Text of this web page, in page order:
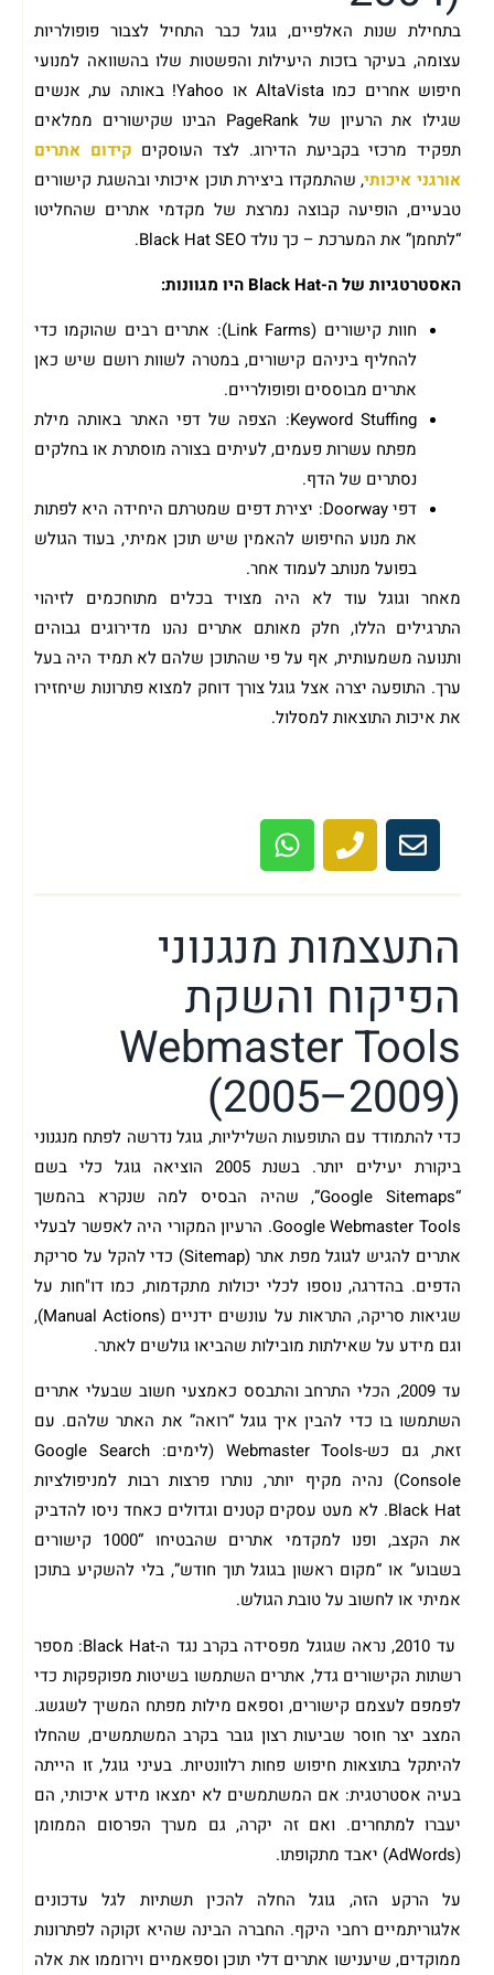
בתחילת שנות האלפיים, גוגל כבר התחיל לצבור פופולריות
עצומה, בעיקר בזכות היעילות והפשטות שלו בהשוואה למנועי
חיפוש אחרים כמו AltaVista או Yahoo! באותה עת, אנשים
שגילו את הרעיון של PageRank הבינו שקישורים ממלאים
תפקיד מרכזי בקביעת הדירוג. לצד העוסקים קידום אתרים
אורגני איכותי, שהתמקדו ביצירת תוכן איכותי ובהשגת קישורים
טבעיים, הופיעה קבוצה נמרצת של מקדמי אתרים שהחליטו
“לתחמן” את המערכת – כך נולד Black Hat SEO.
האסטרטגיות של ה-Black Hat היו מגוונות:
חוות קישורים (Link Farms): אתרים רבים שהוקמו כדי
להחליף ביניהם קישורים, במטרה לשוות רושם שיש כאן
אתרים מבוססים ופופולריים.
Keyword Stuffing: הצפה של דפי האתר באותה מילת
מפתח עשרות פעמים, לעיתים בצורה מוסתרת או בחלקים
נסתרים של הדף.
דפי Doorway: יצירת דפים שמטרתם היחידה היא לפתות
את מנוע החיפוש להאמין שיש תוכן אמיתי, בעוד הגולש
בפועל מנותב לעמוד אחר.
מאחר וגוגל עוד לא היה מצויד בכלים מתוחכמים לזיהוי
התרגילים הללו, חלק מאותם אתרים נהנו מדירוגים גבוהים
ותנועה משמעותית, אף על פי שהתוכן שלהם לא תמיד היה בעל
ערך. התופעה יצרה אצל גוגל צורך דוחק למצוא פתרונות שיחזירו
את איכות התוצאות למסלול.
התעצמות מנגנוני
הפיקוח והשקת
Webmaster Tools
(2005–2009)
כדי להתמודד עם התופעות השליליות, גוגל נדרשה לפתח מנגנוני
ביקורת יעילים יותר. בשנת 2005 הוציאה גוגל כלי בשם
“Google Sitemaps”, שהיה הבסיס למה שנקרא בהמשך
Google Webmaster Tools. הרעיון המקורי היה לאפשר לבעלי
אתרים להגיש לגוגל מפת אתר (Sitemap) כדי להקל על סריקת
הדפים. בהדרגה, נוספו לכלי יכולות מתקדמות, כמו דו"חות על
שגיאות סריקה, התראות על עונשים ידניים (Manual Actions),
וגם מידע על שאילתות מובילות שהביאו גולשים לאתר.
עד 2009, הכלי התרחב והתבסס כאמצעי חשוב שבעלי אתרים
השתמשו בו כדי להבין איך גוגל “רואה” את האתר שלהם. עם
זאת, גם כש-Webmaster Tools (לימים: Google Search
Console) נהיה מקיף יותר, נותרו פרצות רבות למניפולציות
Black Hat. לא מעט עסקים קטנים וגדולים כאחד ניסו להדביק
את הקצב, ופנו למקדמי אתרים שהבטיחו “1000 קישורים
בשבוע” או “מקום ראשון בגוגל תוך חודש”, בלי להשקיע בתוכן
אמיתי או לחשוב על טובת הגולש.
עד 2010, נראה שגוגל מפסידה בקרב נגד ה-Black Hat: מספר
רשתות הקישורים גדל, אתרים השתמשו בשיטות מפוקפקות כדי
לפמפם לעצמם קישורים, וספאם מילות מפתח המשיך לשגשג.
המצב יצר חוסר שביעות רצון גובר בקרב המשתמשים, שהחלו
להיתקל בתוצאות חיפוש פחות רלוונטיות. בעיני גוגל, זו הייתה
בעיה אסטרטגית: אם המשתמשים לא ימצאו מידע איכותי, הם
יעברו למתחרים. ואם זה יקרה, גם מערך הפרסום הממומן
(AdWords) יאבד מתקופתו.
על הרקע הזה, גוגל החלה להכין תשתיות לגל עדכונים
אלגוריתמיים רחבי היקף. החברה הבינה שהיא זקוקה לפתרונות
ממוקדים, שיענישו אתרים דלי תוכן וספאמיים וירוממו את אלה